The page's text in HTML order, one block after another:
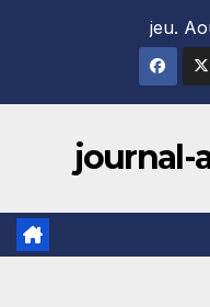
jeu.
journal-